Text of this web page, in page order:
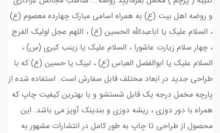
و روضه اهل بیت (ع) به همراه اسامی مبارک چهارده معصوم (ع)
، السلام علیک یا اباعبدالله الحسین (ع) ، اللهم عجل لولیک الفرج
، چهار سلام زیارت عاشورا ، السلام علیک یا زینب کبری (س) ،
السلام علیک یا ابوالفضل العباس (ع) ، لبیک یا حسین (ع) که با
طراحی جدید در ابعاد مختلف قابل سفارش است. استفاده شده از
پارچه مخمل درجه یک قابل شستشو و با بهترین کیفیت چاپ که
همراه با دور دوزی ، ریشه دوزی و بندینک آویز می باشد. این
محصول از طراحی تا چاپ به طور کامل در انتشارات مشهور به